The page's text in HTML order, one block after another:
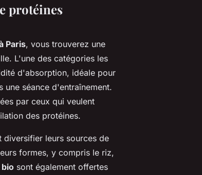
protéines
Paris, vous trouverez une
L'une des catégories les
d'absorption, idéale pour
une séance d'entraînement.
par ceux qui veulent
des protéines.
diversifier leurs sources de
formes, y compris le riz,
sont également offertes